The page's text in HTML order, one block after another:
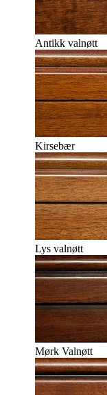
Antikk valnøtt
Kirsebær
Lys valnøtt
Mørk Valnøtt